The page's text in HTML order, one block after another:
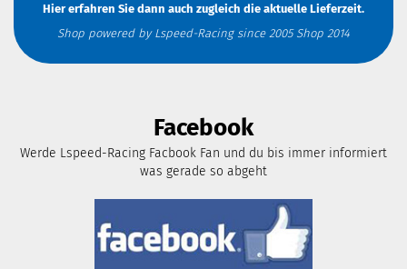
Hier erfahren Sie dann auch zugleich die aktuelle Lieferzeit.
Shop powered by Lspeed-Racing since 2005 Shop 2014
Facebook
Werde Lspeed-Racing Facbook Fan und du bis immer informiert
was gerade so abgeht